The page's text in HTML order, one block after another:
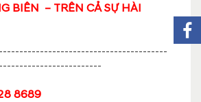
BIÊN – TRÊN CẢ SỰ HÀI
8689